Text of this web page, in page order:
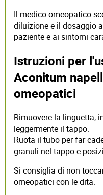
Il medico omeopatico
diluizione e il dosaggio
paziente e ai sintomi
Istruzioni per
Aconitum
omeopatici
Rimuovere la linguetta,
leggermente il tappo.
Ruota il tubo per far
granuli nel tappo e
Si consiglia di non
omeopatici con le dita.